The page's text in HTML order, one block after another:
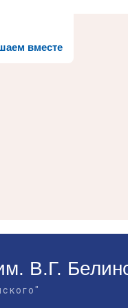
вместе
В.Г.